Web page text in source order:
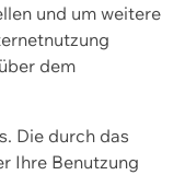
und um weitere
dem
Die durch das
Ihre Benutzung